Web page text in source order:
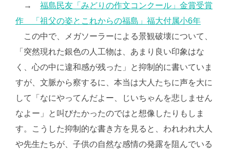
→ 福島民友「みどりの作文コンクール」金賞受賞
作 「祖父の姿とこれからの福島」福大付属小6年
この中で、メガソーラーによる景観破壊について、
「突然現れた銀色の人工物は、あまり良い印象はな
く、心の中に違和感が残った」と抑制的に書いていま
すが、文脈から察するに、本当は大人たちに声を大に
して「なにやってんだよー、じいちゃんを悲しません
なよー」と叫びたかったのではと想像したりもしま
す。こうした抑制的な書き方を見ると、われわれ大人
や先生たちが、子供の自然な感情の発露を阻んでいる